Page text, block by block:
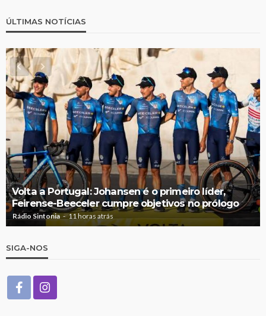
ÚLTIMAS NOTÍCIAS
Volta a Portugal: Johansen é o primeiro líder,
Feirense-Beeceler cumpre objetivos no prólogo
Rádio Sintonia 11 horas atrás
SIGA-NOS